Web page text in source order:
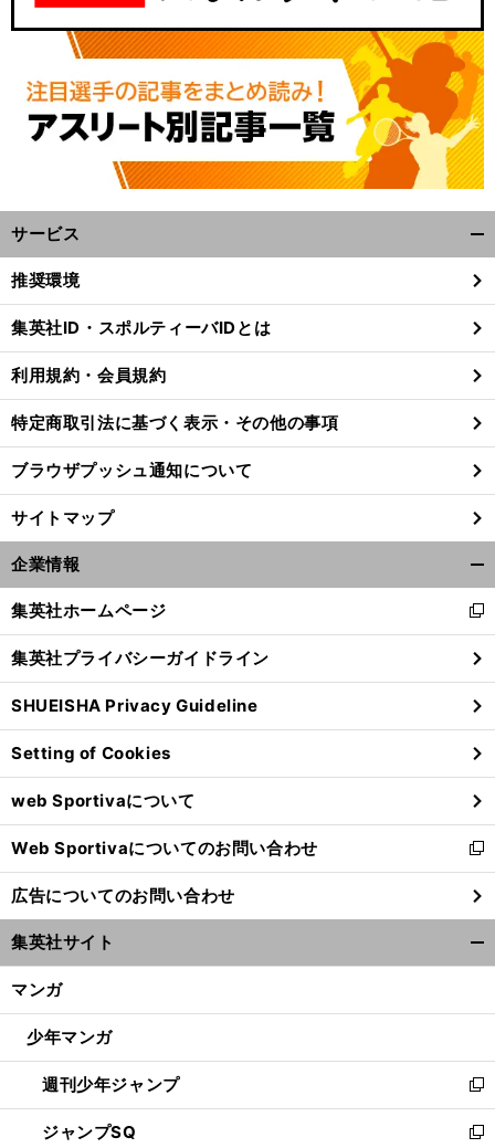
サービス
閉
る
推奨環境
集英社ID・スポルティーバIDとは
利用規約・会員規約
特定商取引法に基づく表示・その他の事項
ブラウザプッシュ通知について
サイトマップ
企業情報
閉
る
集英社ホームページ
新
し
い
ウ
ィ
ン
ド
ウ
で
開
く
集英社プライバシーガイドライン
SHUEISHA Privacy Guideline
Setting of Cookies
web Sportivaについて
Web Sportivaについてのお問い合わせ
新
し
い
ウ
ィ
ン
ウ
開
く
広告についてのお問い合わせ
集英社サイト
マンガ
少年マンガ
週刊少年ジャンプ
新
し
い
ジャンプSQ
新